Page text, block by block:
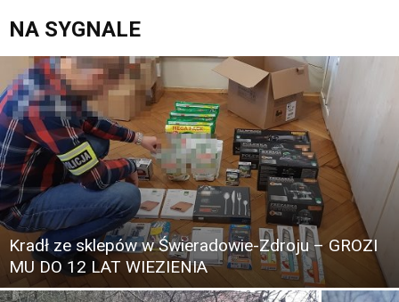
NA SYGNALE
Kradł ze sklepów w Świeradowie-Zdroju – GROZI
MU DO 12 LAT WIEZIENIA